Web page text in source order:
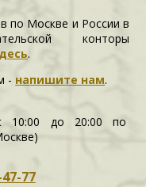
по Москве и России в
конторы
.
- напишите нам.
10:00 до 20:00 по
77